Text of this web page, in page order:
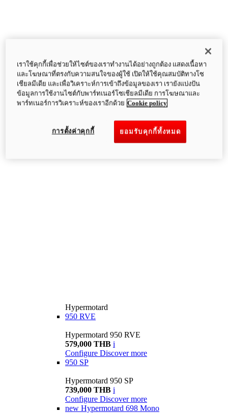
Hypermotard
950 RVE
Hypermotard 950 RVE
579,000 THB i
Configure Discover more
950 SP
Hypermotard 950 SP
739,000 THB i
Configure Discover more
new Hypermotard 698 Mono
เราใช้คุกกี้เพื่อช่วยให้ไซต์ของเราทำงานได้อย่างถูกต้อง แสดงเนื้อหา
และโฆษณาที่ตรงกับความสนใจของผู้ใช้ เปิดให้ใช้คุณสมบัติทางโซ
เชียลมีเดีย และเพื่อวิเคราะห์การเข้าถึงข้อมูลของเรา เรายังแบ่งปัน
ข้อมูลการใช้งานไซต์กับพาร์ทเนอร์โซเชียลมีเดีย การโฆษณาและ
พาร์ทเนอร์การวิเคราะห์ของเราอีกด้วย Cookie policy
ยอมรับคุกกี้ทั้งหมด
การตั้งค่าคุกกี้